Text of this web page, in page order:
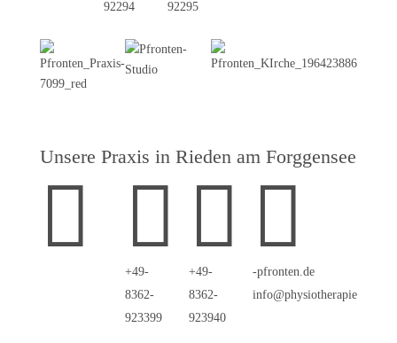
92294
92295
Unsere Praxis in Rieden am Forggensee
 
+49-
8362-
923399

+49-
8362-
923940

ed.ne
tnorf
p-
eip
areht
oisyh
p@ofn
i